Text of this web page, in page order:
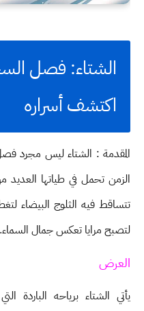
الشتاء: فصل
اكتشف أسراره
المقدمة : الشتاء ليس مجرد
الزمن تحمل في طياتها العديد
تتساقط فيه الثلوج البيضاء
لتصبح مرايا تعكس جمال السماء.
العرض
يأتي الشتاء برياحه الباردة